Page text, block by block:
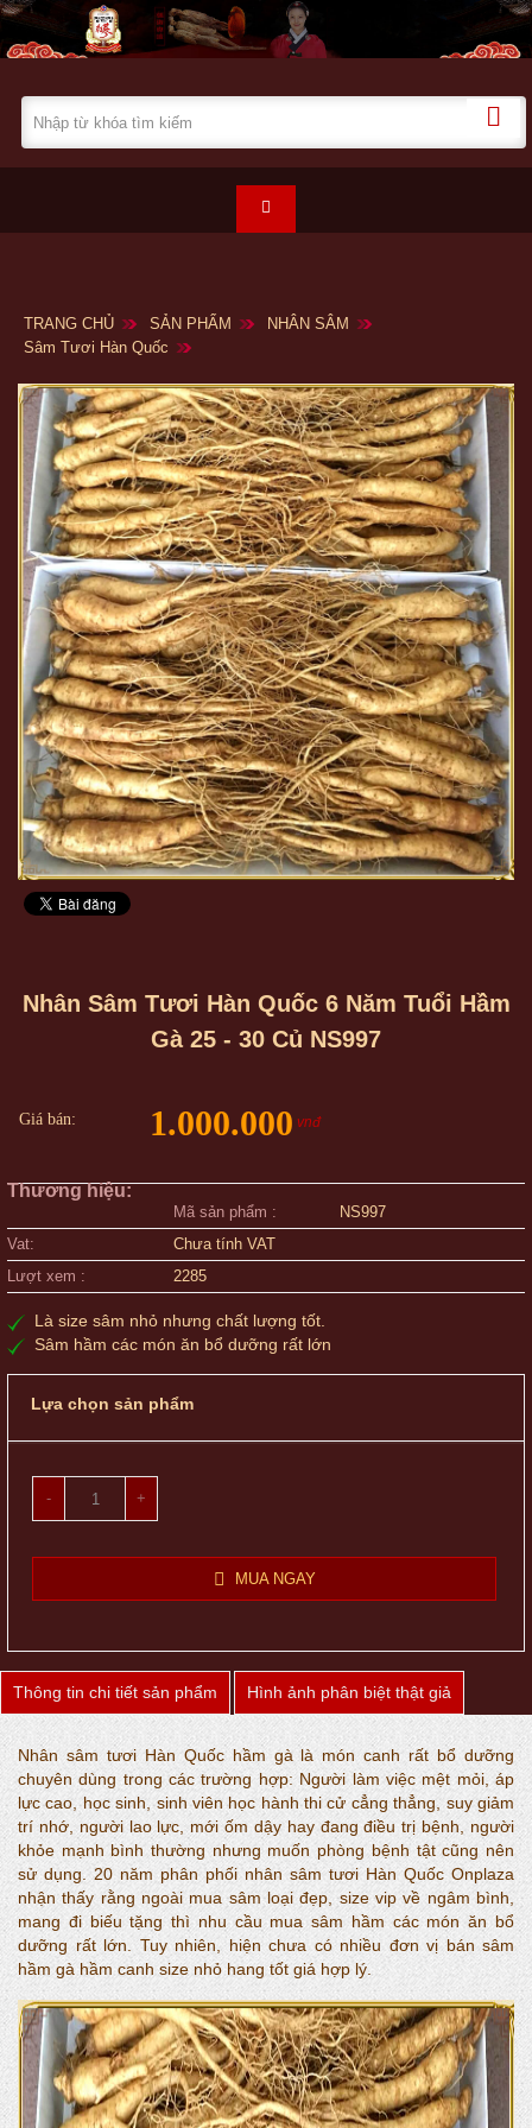
TRANG CHỦ SẢN PHẨM
NHÂN SÂM
Sâm Tươi Hàn Quốc
Nhân Sâm Tươi Hàn Quốc 6 Năm Tuổi Hầm
Gà 25 - 30 Củ NS997
Giá bán: 1.000.000 vnđ
Thương hiệu:
Mã sản phẩm :
NS997
Vat:
Chưa tính VAT
Lượt xem :
2285
Là size sâm nhỏ nhưng chất lượng tốt.
Sâm hầm các món ăn bổ dưỡng rất lớn
Lựa chọn sản phẩm
- +
MUA NGAY
Thông tin chi tiết sản phẩm Hình ảnh phân biệt thật giả
Nhân sâm tươi Hàn Quốc hầm gà là món canh rất bổ dưỡng
chuyên dùng trong các trường hợp: Người làm việc mệt mỏi, áp
lực cao, học sinh, sinh viên học hành thi cử cẳng thẳng, suy giảm
trí nhớ, người lao lực, mới ốm dậy hay đang điều trị bệnh, người
khỏe mạnh bình thường nhưng muốn phòng bệnh tật cũng nên
sử dụng. 20 năm phân phối nhân sâm tươi Hàn Quốc Onplaza
nhận thấy rằng ngoài mua sâm loại đẹp, size vip về ngâm bình,
mang đi biếu tặng thì nhu cầu mua sâm hầm các món ăn bổ
dưỡng rất lớn. Tuy nhiên, hiện chưa có nhiều đơn vị bán sâm
hầm gà hầm canh size nhỏ hang tốt giá hợp lý.